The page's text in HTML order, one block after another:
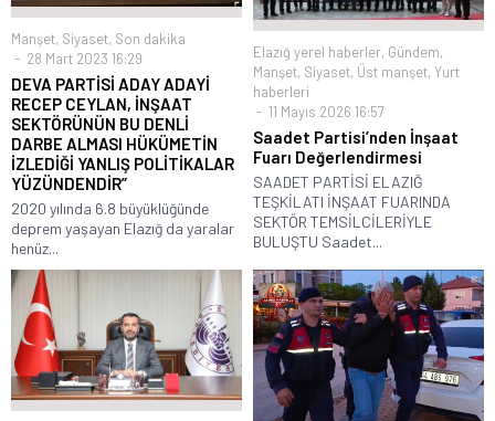
Manşet, Siyaset, Son dakika
28 Mart 2023 16:29
DEVA PARTİSİ ADAY ADAYİ
RECEP CEYLAN, İNŞAAT
SEKTÖRÜNÜN BU DENLİ
DARBE ALMASI HÜKÜMETİN
İZLEDİĞİ YANLIŞ POLİTİKALAR
YÜZÜNDENDİR”
2020 yılında 6.8 büyüklüğünde
deprem yaşayan Elazığ da yaralar
henüz...
Elazığ yerel haberler, Gündem,
Manşet, Siyaset, Üst manşet, Yurt
haberleri
11 Mayıs 2026 16:57
Saadet Partisi’nden İnşaat
Fuarı Değerlendirmesi
SAADET PARTİSİ ELAZIĞ
TEŞKİLATI İNŞAAT FUARINDA
SEKTÖR TEMSİLCİLERİYLE
BULUŞTU Saadet...